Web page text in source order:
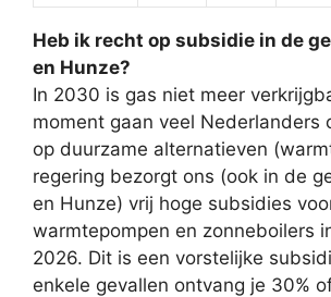
Heb ik recht op subsidie in de
en Hunze?
In 2030 is gas niet meer
moment gaan veel Nederlanders
op duurzame alternatieven
regering bezorgt ons (ook in de
en Hunze) vrij hoge subsidies
warmtepompen en zonneboilers
2026. Dit is een vorstelijke
enkele gevallen ontvang je 30%